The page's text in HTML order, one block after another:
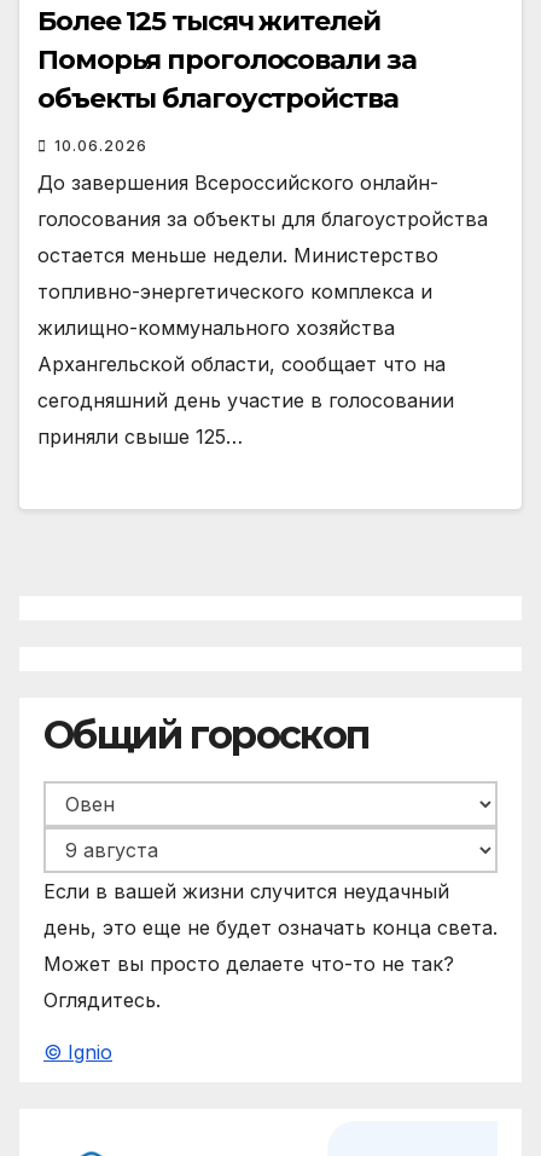
Более 125 тысяч жителей
Поморья проголосовали за
объекты благоустройства
10.06.2026
До завершения Всероссийского онлайн-
голосования за объекты для благоустройства
остается меньше недели. Министерство
топливно-энергетического комплекса и
жилищно-коммунального хозяйства
Архангельской области, сообщает что на
сегодняшний день участие в голосовании
приняли свыше 125…
Общий гороскоп
Если в вашей жизни случится неудачный
день, это еще не будет означать конца света.
Может вы просто делаете что-то не так?
Оглядитесь.
© Ignio